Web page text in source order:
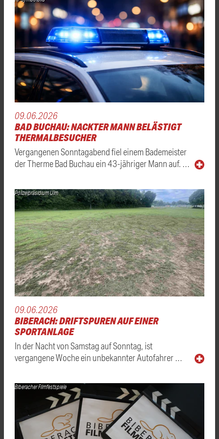
09.06.2026
BAD BUCHAU: NACKTER MANN BELÄSTIGT
THERMALBESUCHER
Vergangenen Sonntagabend fiel einem Bademeister
der Therme Bad Buchau ein 43-jähriger Mann auf. …
Polizeipräsidium Ulm
09.06.2026
BIBERACH: DRIFTSPUREN AUF EINER
SPORTANLAGE
In der Nacht von Samstag auf Sonntag, ist
vergangene Woche ein unbekannter Autofahrer …
Biberacher Filmfestspiele